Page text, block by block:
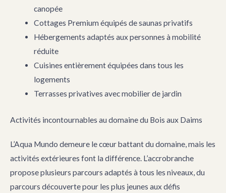
canopée
Cottages Premium équipés de saunas privatifs
Hébergements adaptés aux personnes à mobilité
réduite
Cuisines entièrement équipées dans tous les
logements
Terrasses privatives avec mobilier de jardin
Activités incontournables au domaine du Bois aux Daims
L’Aqua Mundo demeure le cœur battant du domaine, mais les
activités extérieures font la différence. L’accrobranche
propose plusieurs parcours adaptés à tous les niveaux, du
parcours découverte pour les plus jeunes aux défis